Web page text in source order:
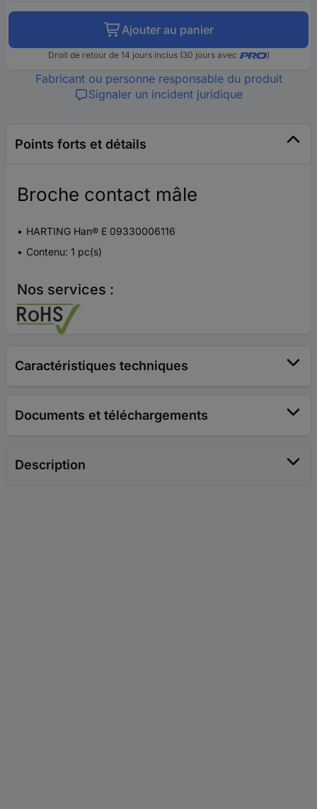
Ajouter au panier
Droit de retour de 14 jours inclus (30 jours avec )
Fabricant ou personne responsable du produit
Signaler un incident juridique
Points forts et détails
Broche contact mâle
HARTING Han® E 09330006116
Contenu: 1 pc(s)
Nos services :
Caractéristiques techniques
Documents et téléchargements
Description